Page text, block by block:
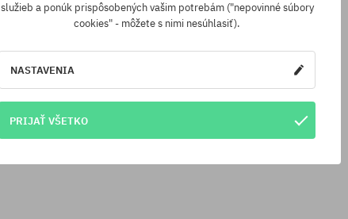
služieb a ponúk prispôsobených vašim potrebám ("nepovinné súbory
cookies" - môžete s nimi nesúhlasiť).
NASTAVENIA
PRIJAŤ VŠETKO